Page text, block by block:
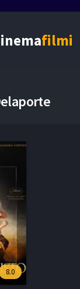
filmi
8.0